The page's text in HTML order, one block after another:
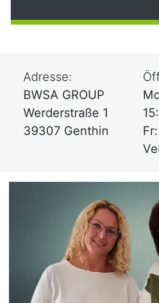
Adresse:
BWSA GROUP
Werderstraße 1
39307 Genthin